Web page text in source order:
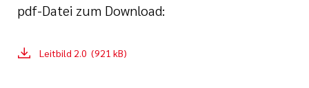
pdf-Datei zum Download:
Leitbild 2.0 (921 kB)